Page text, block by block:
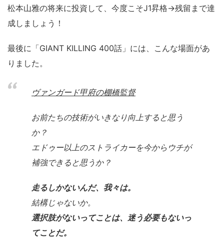
松本山雅の将来に投資して、今度こそJ1昇格→残留まで達
成しましょう！
最後に「GIANT KILLING 400話」には、こんな場面があ
りました。
ヴァンガード甲府の棚橋監督
お前たちの技術がいきなり向上すると思う
か？
エドゥー以上のストライカーを今からウチが
補強できると思うか？
走るしかないんだ、我々は。
結構じゃないか。
選択肢がないってことは、迷う必要もないっ
てことだ。